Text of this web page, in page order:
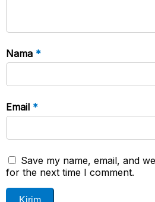
Nama *
Email *
Save my name, email, and
for the next time I comment.